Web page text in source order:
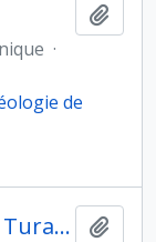
·
de
Sites de Kirish, Sim-Sim, Qum Tura, Chao Huashan et bouddhisme sino-japonais